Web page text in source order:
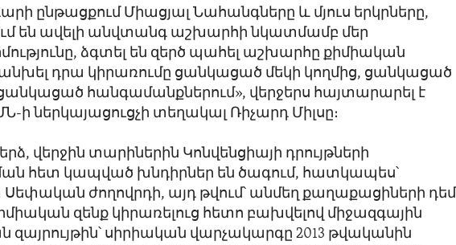
ընթացքում Միացյալ Նահանգները և մյուս երկրները,
են ավելի անվտանգ աշխարհի նկատմամբ մեր
ձգտել են զերծ պահել աշխարհը քիմիական
դրա կիրառումը ցանկացած մեկի կողմից, ցանկացած
հանգամանքներում», վերջերս հայտարարել է
ի ներկայացուցչի տեղակալ Ռիչարդ Միլսը։
վերջին տարիներին Կոնվենցիայի դրույթների
հետ կապված խնդիրներ են ծագում, հատկապես՝
Սեփական ժողովրդի, այդ թվում՝ անմեղ քաղաքացիների դեմ
զենք կիրառելուց հետո բախվելով միջազգային
զայրույթին՝ սիրիական վարչակարգը 2013 թվականին